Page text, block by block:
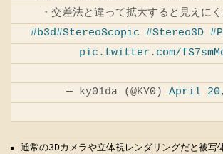
・交差法と違って拡大すると見えに
#b3d#StereoScopic #Stereo3D
pic.twitter.com/
— ky01da (@KY0) April
通常の3Dカメラや立体視レンダリングだと被写